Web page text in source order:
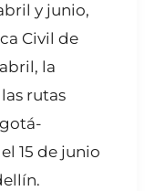
y junio,
Civil de
la
rutas
15 de junio